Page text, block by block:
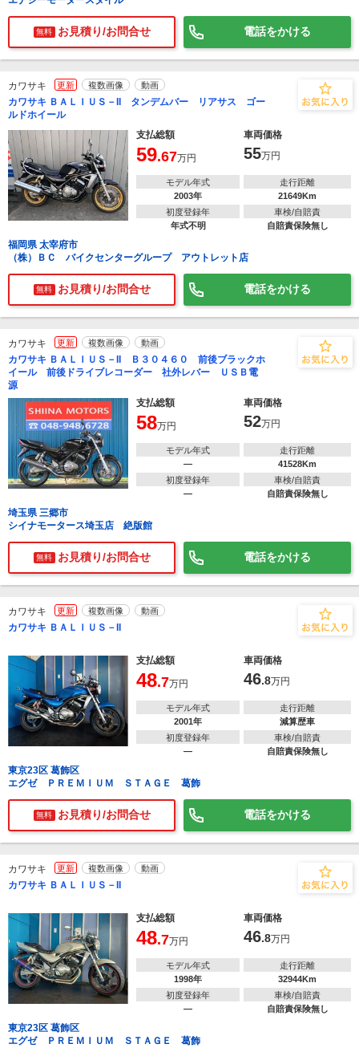
無料 お見積り/お問合せ 電話をかける
カワサキ 更新 複数画像 動画
カワサキ ＢＡＬＩＵＳ－II タンデムバー リアサス ゴー
ルドホイール
支払総額
車両価格
59.67万円 55万円
モデル年式
2003年
走行距離
21649Km
初度登録年
年式不明
車検/自賠責
自賠責保険無し
福岡県 太宰府市
（株）ＢＣ バイクセンターグループ アウトレット店
無料 お見積り/お問合せ 電話をかける
カワサキ 更新 複数画像 動画
カワサキ ＢＡＬＩＵＳ－II Ｂ３０４６０ 前後ブラックホ
イール 前後ドライブレコーダー 社外レバー ＵＳＢ電
源
支払総額
車両価格
58万円 52万円
モデル年式
―
走行距離
41528Km
初度登録年
―
車検/自賠責
自賠責保険無し
埼玉県 三郷市
シイナモータース埼玉店 絶版館
無料 お見積り/お問合せ 電話をかける
カワサキ 更新 複数画像 動画
カワサキ ＢＡＬＩＵＳ－II
支払総額 車両価格
48.7万円 46.8万円
モデル年式
2001年
走行距離
減算歴車
初度登録年
―
車検/自賠責
自賠責保険無し
東京23区 葛飾区
エグゼ ＰＲＥＭＩＵＭ ＳＴＡＧＥ 葛飾
無料 お見積り/お問合せ 電話をかける
カワサキ 更新 複数画像 動画
カワサキ ＢＡＬＩＵＳ－II
支払総額 車両価格
48.7万円 46.8万円
モデル年式
1998年
走行距離
32944Km
初度登録年
―
車検/自賠責
自賠責保険無し
東京23区 葛飾区
エグゼ ＰＲＥＭＩＵＭ ＳＴＡＧＥ 葛飾